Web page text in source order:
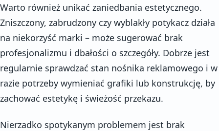
Warto również unikać zaniedbania estetycznego.
Zniszczony, zabrudzony czy wyblakły potykacz działa
na niekorzyść marki – może sugerować brak
profesjonalizmu i dbałości o szczegóły. Dobrze jest
regularnie sprawdzać stan nośnika reklamowego i w
razie potrzeby wymieniać grafiki lub konstrukcję, by
zachować estetykę i świeżość przekazu.
Nierzadko spotykanym problemem jest brak